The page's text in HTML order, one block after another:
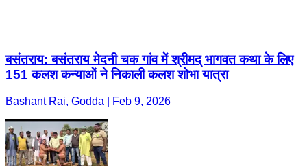
बसंतराय: बसंतराय मेदनी चक गांव में श्रीमद् भागवत कथा के लिए
151 कलश कन्याओं ने निकाली कलश शोभा यात्रा
Bashant Rai, Godda | Feb 9, 2026